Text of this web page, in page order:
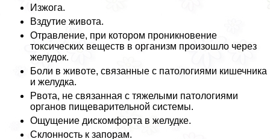
Изжога.
Вздутие живота.
Отравление, при котором проникновение
токсических веществ в организм произошло через
желудок.
Боли в животе, связанные с патологиями кишечника
и желудка.
Рвота, не связанная с тяжелыми патологиями
органов пищеварительной системы.
Ощущение дискомфорта в желудке.
Склонность к запорам.